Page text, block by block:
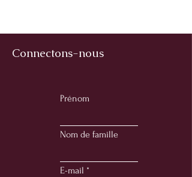
Connectons-nous
Prénom
Nom de famille
E-mail